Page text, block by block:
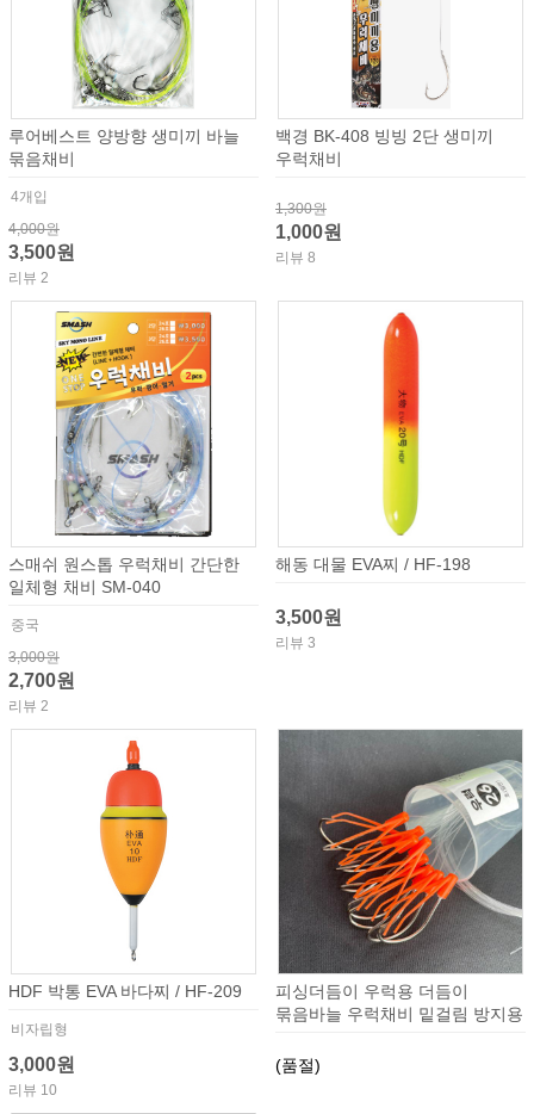
루어베스트 양방향 생미끼 바늘
묶음채비
4개입
4,000원
3,500원
리뷰 2
백경 BK-408 빙빙 2단 생미끼
우럭채비
1,300원
1,000원
리뷰 8
스매쉬 원스톱 우럭채비 간단한
일체형 채비 SM-040
중국
3,000원
2,700원
리뷰 2
해동 대물 EVA찌 / HF-198
3,500원
리뷰 3
HDF 박통 EVA 바다찌 / HF-209
비자립형
3,000원
리뷰 10
피싱더듬이 우럭용 더듬이
묶음바늘 우럭채비 밑걸림 방지용
(품절)